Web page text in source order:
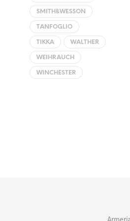
SMITH&WESSON
TANFOGLIO
TIKKA WALTHER
WEIHRAUCH
WINCHESTER